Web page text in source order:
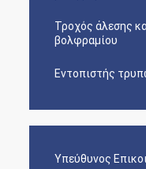
Τροχός άλεσης
βολφραμίου
Εντοπιστής
Υπεύθυνος